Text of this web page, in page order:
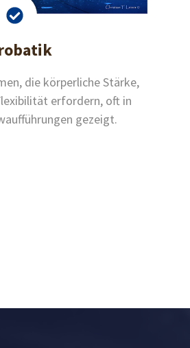
die körperliche Stärke,
erfordern, oft in
gezeigt.